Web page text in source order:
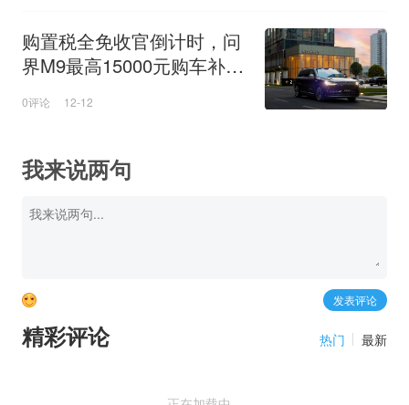
购置税全免收官倒计时，问
界M9最高15000元购车补贴
0评论 12-12
我来说两句
精彩评论 热门 最新